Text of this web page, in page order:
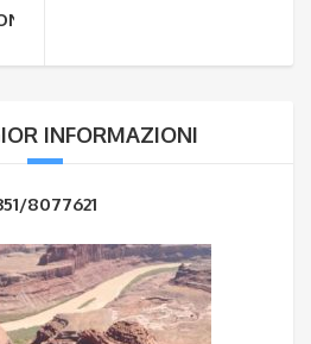
PERDERE, DOGMATOURS
INFORMAZIONI
8077621